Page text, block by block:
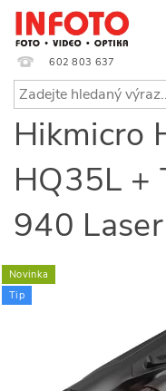
602 803 637
Hikmicro
HQ35L +
940
Novinka
Tip